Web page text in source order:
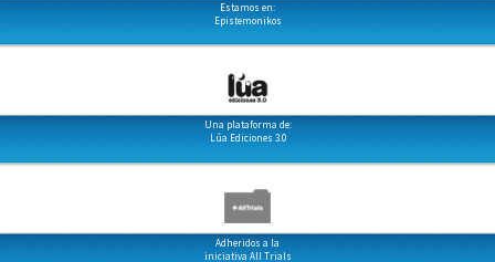
Estamos en:
Epistemonikos
Una plataforma de:
Lúa Ediciones 3.0
Adheridos a la
iniciativa All Trials